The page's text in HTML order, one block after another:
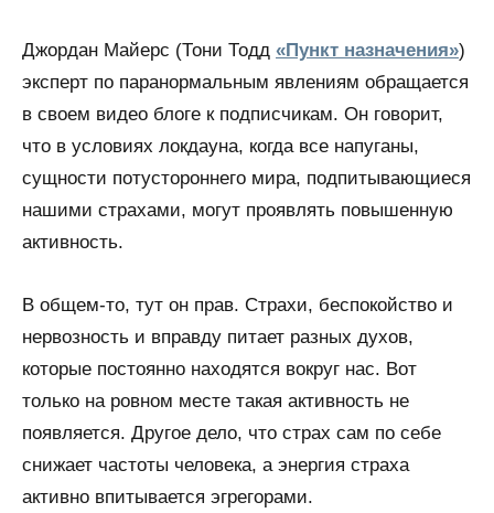
Джордан Майерс (Тони Тодд «Пункт назначения»)
эксперт по паранормальным явлениям обращается
в своем видео блоге к подписчикам. Он говорит,
что в условиях локдауна, когда все напуганы,
сущности потустороннего мира, подпитывающиеся
нашими страхами, могут проявлять повышенную
активность.
В общем-то, тут он прав. Страхи, беспокойство и
нервозность и вправду питает разных духов,
которые постоянно находятся вокруг нас. Вот
только на ровном месте такая активность не
появляется. Другое дело, что страх сам по себе
снижает частоты человека, а энергия страха
активно впитывается эгрегорами.